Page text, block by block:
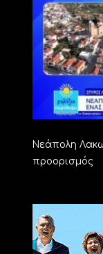
Νεάπολη
προορισμός